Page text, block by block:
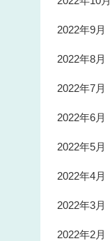
2022年9月
2022年8月
2022年7月
2022年6月
2022年5月
2022年4月
2022年3月
2022年2月